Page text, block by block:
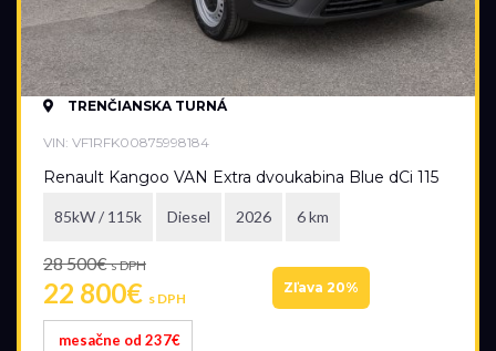
TRENČIANSKA TURNÁ
VIN: VF1RFK00875998184
Renault Kangoo VAN Extra dvoukabina Blue dCi 115
85kW / 115k Diesel 2026 6 km
28 500€s DPH
22 800€ s DPH
Zľava 20%
mesačne od 237€